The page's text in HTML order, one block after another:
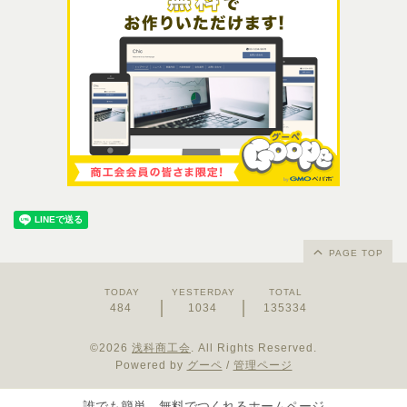
PAGE TOP
TODAY
484
YESTERDAY
1034
TOTAL
135334
©2026 浅科商工会. All Rights Reserved.
Powered by グーペ / 管理ページ